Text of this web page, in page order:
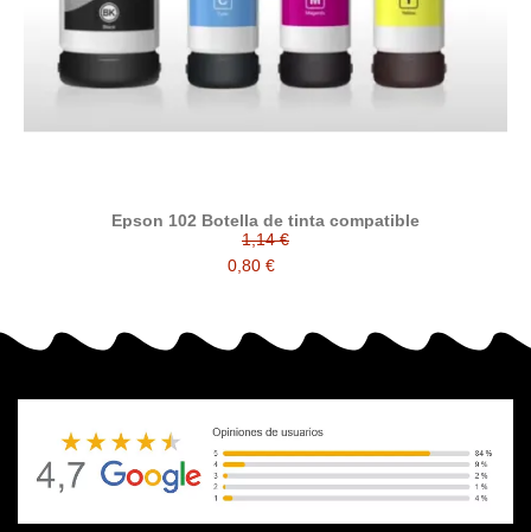
Epson 102 Botella de tinta compatible
1,14 €
0,80 €